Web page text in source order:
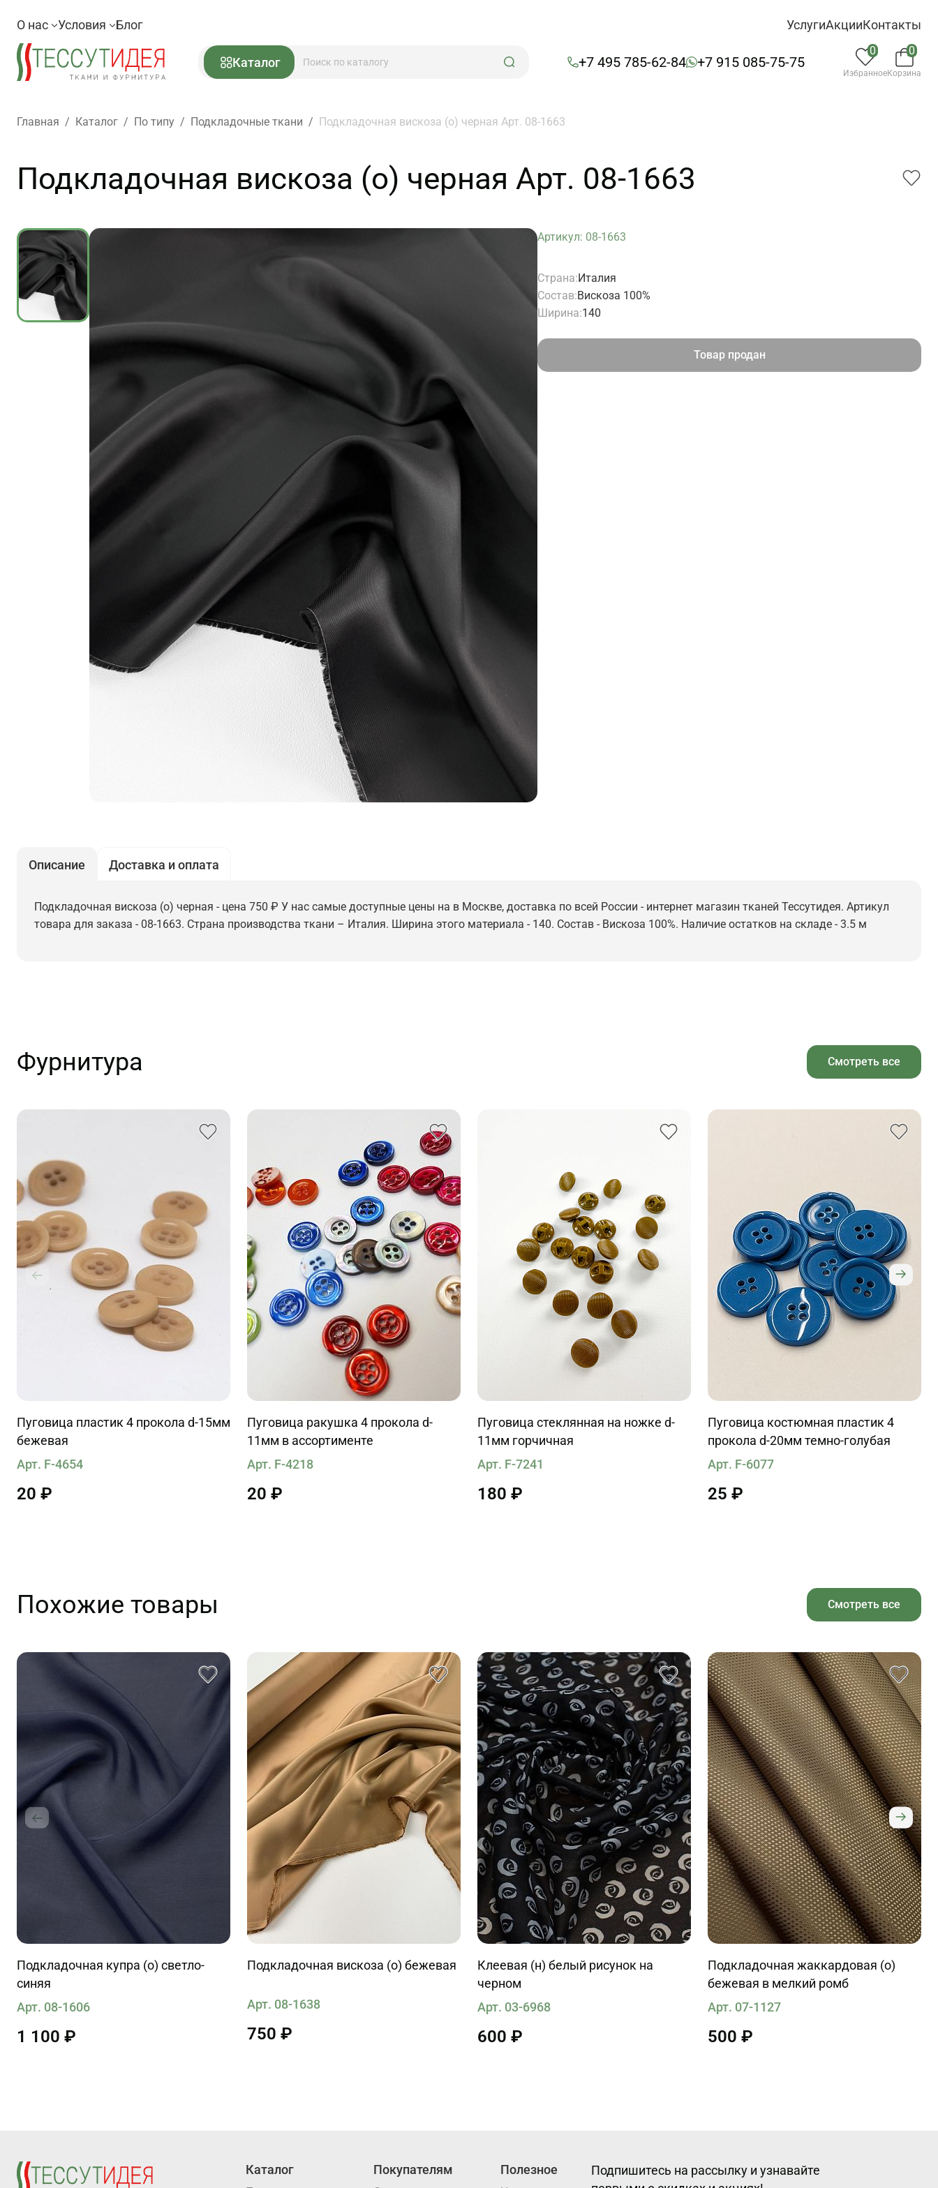
О нас Условия Блог УслугиАкцииКонтакты
Каталог +7 495 785-62-84 +7 915 085-75-75
0
Избранное
0
Корзина
Главная / Каталог / По типу / Подкладочные ткани / Подкладочная вискоза (о) черная Арт. 08-1663
Подкладочная вискоза (о) черная Арт. 08-1663
Артикул: 08-1663
Страна:Италия
Состав:Вискоза 100%
Ширина:140
Товар продан
Описание Доставка и оплата
Подкладочная вискоза (о) черная - цена 750 ₽ У нас самые доступные цены на в Москве, доставка по всей России - интернет магазин тканей Тессутидея. Артикул
товара для заказа - 08-1663. Страна производства ткани – Италия. Ширина этого материала - 140. Состав - Вискоза 100%. Наличие остатков на складе - 3.5 м
Фурнитура Смотреть все
Пуговица пластик 4 прокола d-15мм
бежевая
Арт. F-4654
20 ₽
Пуговица ракушка 4 прокола d-
11мм в ассортименте
Арт. F-4218
20 ₽
Пуговица стеклянная на ножке d-
11мм горчичная
Арт. F-7241
180 ₽
Пуговица костюмная пластик 4
прокола d-20мм темно-голубая
Арт. F-6077
25 ₽
Похожие товары Смотреть все
Подкладочная купра (о) светло-
синяя
Арт. 08-1606
1 100 ₽
Подкладочная вискоза (о) бежевая
Арт. 08-1638
750 ₽
Клеевая (н) белый рисунок на
черном
Арт. 03-6968
600 ₽
Подкладочная жаккардовая (о)
бежевая в мелкий ромб
Арт. 07-1127
500 ₽
Каталог Покупателям Полезное
Подпишитесь на рассылку и узнавайте